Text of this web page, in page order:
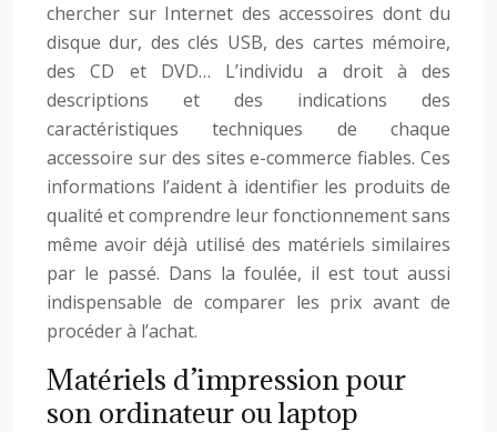
chercher sur Internet des accessoires dont du
disque dur, des clés USB, des cartes mémoire,
des CD et DVD… L’individu a droit à des
descriptions et des indications des
caractéristiques techniques de chaque
accessoire sur des sites e-commerce fiables. Ces
informations l’aident à identifier les produits de
qualité et comprendre leur fonctionnement sans
même avoir déjà utilisé des matériels similaires
par le passé. Dans la foulée, il est tout aussi
indispensable de comparer les prix avant de
procéder à l’achat.
Matériels d’impression pour
son ordinateur ou laptop